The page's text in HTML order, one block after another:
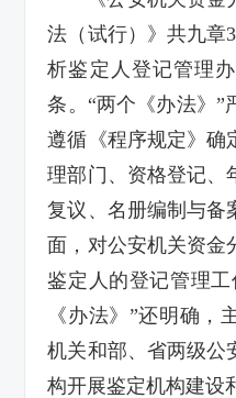
法（试行）》共九章
析鉴定人登记管理
条。“两个《办法》”
遵循《程序规定》确
理部门、资格登记、
复议、名册编制与备
面，对公安机关资金
鉴定人的登记管理
《办法》”还明确，
机关和部、省两级公
构开展鉴定机构建设